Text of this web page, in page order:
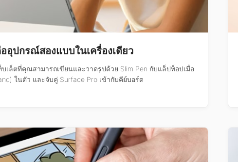
อุปกรณ์สองแบบในเครื่องเดียว
เล็ตที่คุณสามารถเขียนและวาดรูปด้วย Slim Pen กับแล็ปท็อปเมื่อ
ในตัว และจับคู่ Surface Pro เข้ากับคีย์บอร์ด